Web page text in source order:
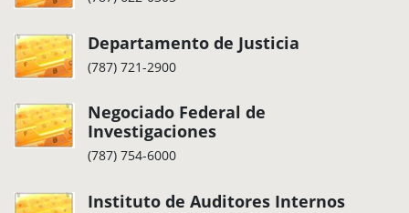
Departamento de Justicia
(787) 721-2900
Negociado Federal de
Investigaciones
(787) 754-6000
Instituto de Auditores Internos